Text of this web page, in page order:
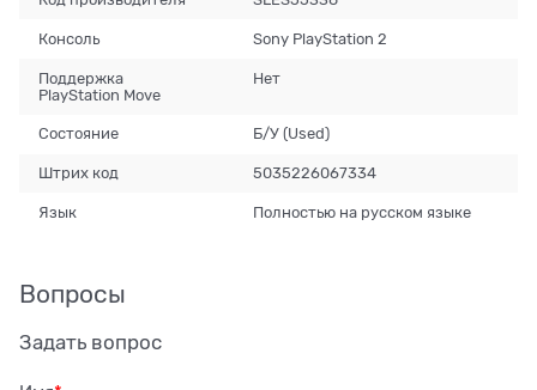
Консоль Sony PlayStation 2
Поддержка
PlayStation Move
Нет
Состояние Б/У (Used)
Штрих код 5035226067334
Язык Полностью на русском языке
Вопросы
Задать вопрос